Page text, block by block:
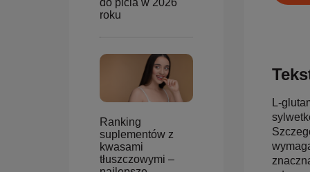
roku
Ranking
suplementów z
kwasami
tłuszczowymi –
L-